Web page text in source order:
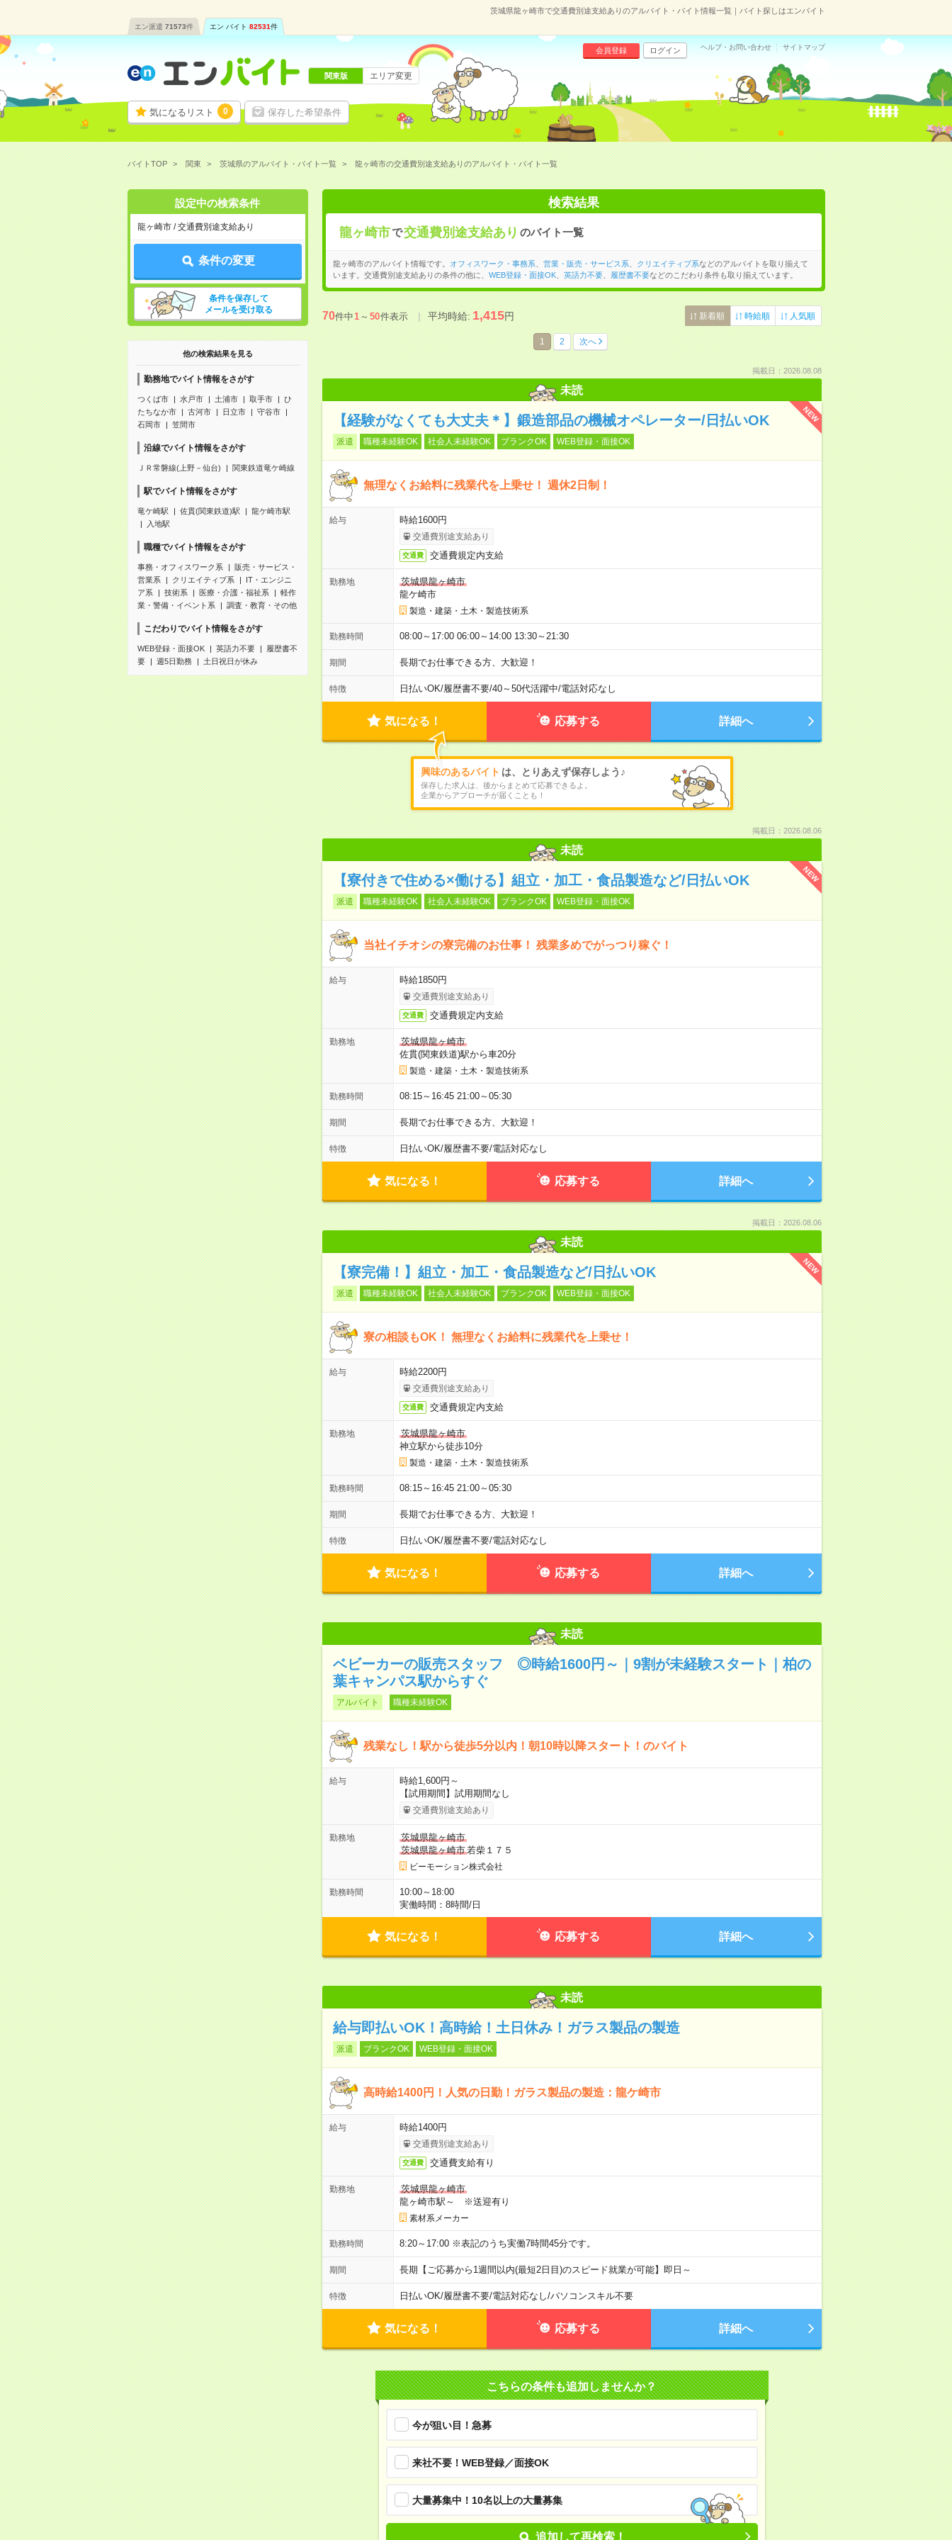
茨城県龍ヶ崎市で交通費別途支給ありのアルバイト・バイト情報一覧｜バイト探しはエンバイト
エン派遣 71573件 エン バイト 82531件
気になるリスト 0 保存した希望条件
会員登録 ログイン ヘルプ・お問い合わせ サイトマップ
関東版 エリア変更
バイトTOP 関東 茨城県のアルバイト・バイト一覧 龍ヶ崎市の交通費別途支給ありのアルバイト・バイト一覧
設定中の検索条件
龍ヶ崎市 / 交通費別途支給あり
条件の変更
条件を保存して
メールを受け取る
他の検索結果を見る
勤務地でバイト情報をさがす
つくば市 水戸市 土浦市 取手市
ひ
たちなか市
古河市 日立市
守谷市
石岡市
笠間市
沿線でバイト情報をさがす
ＪＲ常磐線(上野－仙台) 関東鉄道竜ケ崎線
駅でバイト情報をさがす
竜ケ崎駅 佐貫(関東鉄道)駅
龍ケ崎市駅
入地駅
職種でバイト情報をさがす
事務・オフィスワーク系
販売・サービス・
営業系
クリエイティブ系
IT・エンジニ
ア系
技術系 医療・介護・福祉系
軽作
業・警備・イベント系
調査・教育・その他
こだわりでバイト情報をさがす
WEB登録・面接OK 英語力不要
履歴書不
要
週5日勤務 土日祝日が休み
検索結果
龍ヶ崎市で交通費別途支給あり のバイト一覧
龍ヶ崎市のアルバイト情報です。 オフィスワーク・事務系 営業・販売・サービス系 クリエイティブ系などのアルバイトを取り揃えて
います。交通費別途支給ありの条件の他に、 WEB登録・面接OK、 英語力不要、 履歴書不要などのこだわり条件も取り揃えています。
70件中1～50件表示 平均時給:1,415円 新着順 時給順 人気順
1 2 次へ
掲載日：2026.08.08
未読
NEW
【経験がなくても大丈夫＊】鍛造部品の機械オペレーター/日払いOK
派遣 職種未経験OK 社会人未経験OK ブランクOK WEB登録・面接OK
無理なくお給料に残業代を上乗せ！ 週休2日制！
給与 時給1600円
交通費別途支給あり
交通費 交通費規定内支給
勤務地
茨城県龍ヶ崎市
龍ケ崎市
製造・建築・土木・製造技術系
勤務時間 08:00～17:00 06:00～14:00 13:30～21:30
期間 長期でお仕事できる方、大歓迎！
特徴 日払いOK/履歴書不要/40～50代活躍中/電話対応なし
気になる！ 応募する 詳細へ
興味のあるバイト は、とりあえず保存しよう♪
保存した求人は、後からまとめて応募できるよ。
企業からアプローチが届くことも！
掲載日：2026.08.06
未読
NEW
【寮付きで住める×働ける】組立・加工・食品製造など/日払いOK
派遣 職種未経験OK 社会人未経験OK ブランクOK WEB登録・面接OK
当社イチオシの寮完備のお仕事！ 残業多めでがっつり稼ぐ！
給与 時給1850円
交通費別途支給あり
交通費 交通費規定内支給
勤務地
茨城県龍ヶ崎市
佐貫(関東鉄道)駅から車20分
製造・建築・土木・製造技術系
勤務時間 08:15～16:45 21:00～05:30
期間 長期でお仕事できる方、大歓迎！
特徴 日払いOK/履歴書不要/電話対応なし
気になる！ 応募する 詳細へ
掲載日：2026.08.06
未読
NEW
【寮完備！】組立・加工・食品製造など/日払いOK
派遣 職種未経験OK 社会人未経験OK ブランクOK WEB登録・面接OK
寮の相談もOK！ 無理なくお給料に残業代を上乗せ！
給与 時給2200円
交通費別途支給あり
交通費 交通費規定内支給
勤務地
茨城県龍ヶ崎市
神立駅から徒歩10分
製造・建築・土木・製造技術系
勤務時間 08:15～16:45 21:00～05:30
期間 長期でお仕事できる方、大歓迎！
特徴 日払いOK/履歴書不要/電話対応なし
気になる！ 応募する 詳細へ
未読
ベビーカーの販売スタッフ ◎時給1600円～｜9割が未経験スタート｜柏の
葉キャンパス駅からすぐ
アルバイト 職種未経験OK
残業なし！駅から徒歩5分以内！朝10時以降スタート！のバイト
給与
時給1,600円～
【試用期間】試用期間なし
交通費別途支給あり
勤務地
茨城県龍ヶ崎市
茨城県龍ヶ崎市若柴１７５
ビーモーション株式会社
勤務時間
10:00～18:00
実働時間：8時間/日
気になる！ 応募する 詳細へ
未読
給与即払いOK！高時給！土日休み！ガラス製品の製造
派遣 ブランクOK WEB登録・面接OK
高時給1400円！人気の日勤！ガラス製品の製造：龍ケ崎市
給与 時給1400円
交通費別途支給あり
交通費 交通費支給有り
勤務地
茨城県龍ヶ崎市
龍ヶ崎市駅～ ※送迎有り
素材系メーカー
勤務時間 8:20～17:00 ※表記のうち実働7時間45分です。
期間 長期【ご応募から1週間以内(最短2日目)のスピード就業が可能】即日～
特徴 日払いOK/履歴書不要/電話対応なし/パソコンスキル不要
気になる！ 応募する 詳細へ
こちらの条件も追加しませんか？
今が狙い目！急募
来社不要！WEB登録／面接OK
大量募集中！10名以上の大量募集
追加して再検索！